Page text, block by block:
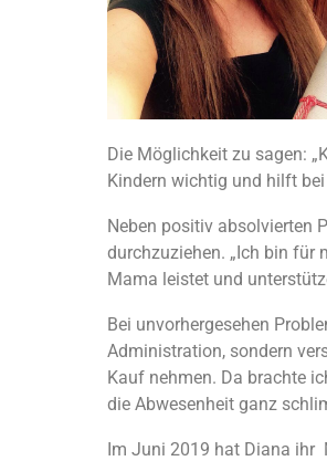
Die Möglichkeit zu sagen:
Kindern wichtig und hilft
Neben positiv absolvierten
durchzuziehen. „Ich bin für
Mama leistet und
Bei unvorhergesehen
Administration, sondern
Kauf nehmen. Da brachte
die Abwesenheit ganz
Im Juni 2019 hat Diana ihr